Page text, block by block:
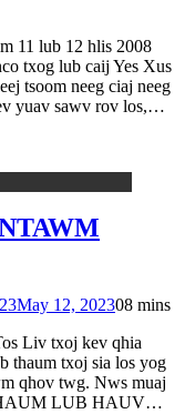
lub 12 hlis 2008
txog lub caij Yes Xus
tsoom neeg ciaj neeg
yuav sawv rov los,…
May 12, 202308 mins
Liv txoj kev qhia
thaum txoj sia los yog
qhov twg. Nws muaj
LUB HAUV…